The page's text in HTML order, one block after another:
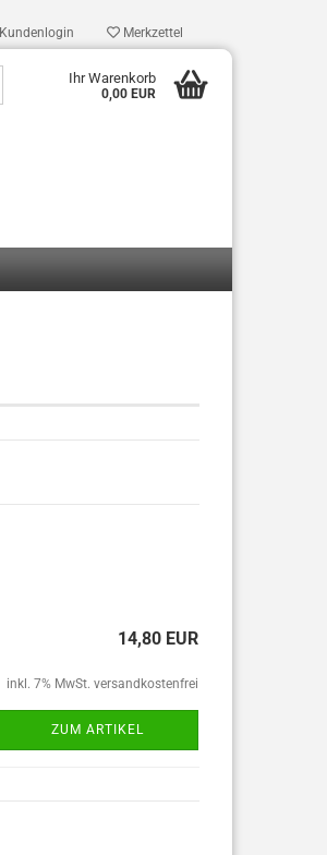
Kundenlogin Merkzettel
Ihr Warenkorb
0,00 EUR
14,80 EUR
inkl. 7% MwSt. versandkostenfrei
ZUM ARTIKEL